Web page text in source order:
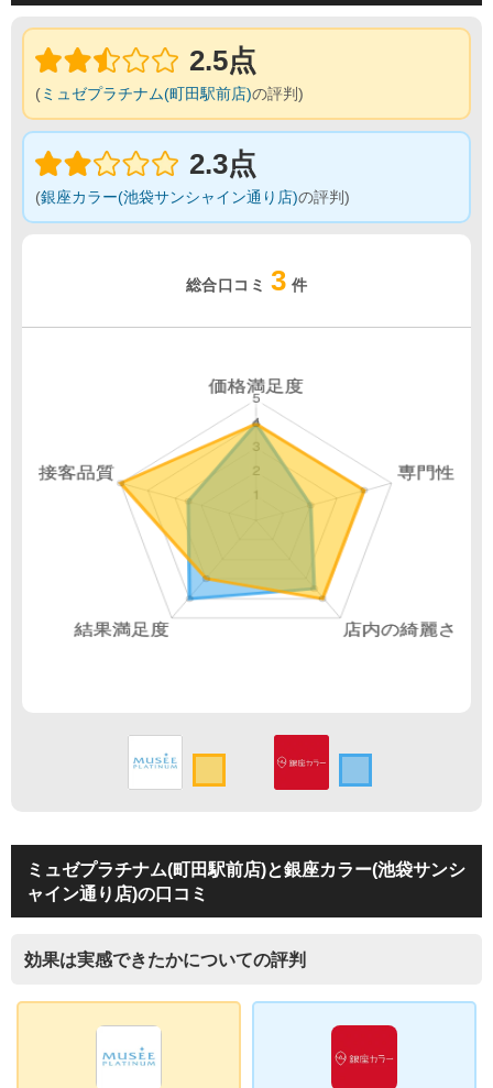
2.5点
(ミュゼプラチナム(町田駅前店)の評判)
2.3点
(銀座カラー(池袋サンシャイン通り店)の評判)
総合口コミ 3 件
ミュゼプラチナム(町田駅前店)と銀座カラー(池袋サンシ
ャイン通り店)の口コミ
効果は実感できたかについての評判